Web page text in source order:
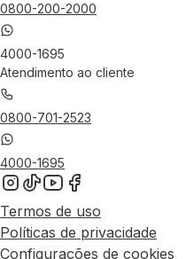
0800-200-2000
4000-1695
Atendimento ao cliente
0800-701-2523
4000-1695
Termos de uso
Políticas de privacidade
Configurações de cookies